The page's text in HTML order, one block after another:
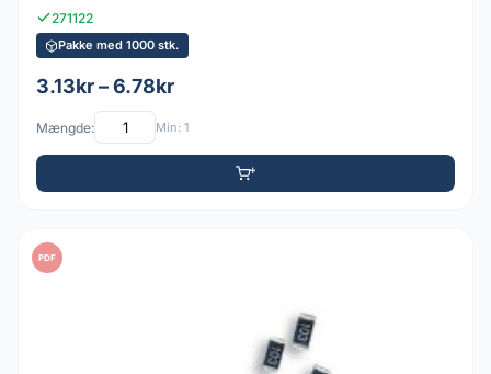
271122
Pakke med 1000 stk.
3.13kr – 6.78kr
Mængde: Min: 1
PDF